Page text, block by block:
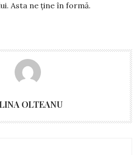
Asta ne ține în formă.
OLTEANU